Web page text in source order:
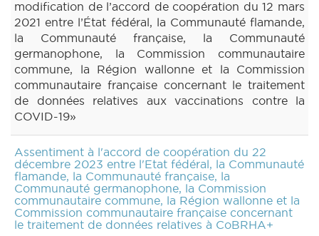
modification de l’accord de coopération du 12 mars
2021 entre l’État fédéral, la Communauté flamande,
la Communauté française, la Communauté
germanophone, la Commission communautaire
commune, la Région wallonne et la Commission
communautaire française concernant le traitement
de données relatives aux vaccinations contre la
COVID-19»
Assentiment à l'accord de coopération du 22
décembre 2023 entre l'Etat fédéral, la Communauté
flamande, la Communauté française, la
Communauté germanophone, la Commission
communautaire commune, la Région wallonne et la
Commission communautaire française concernant
le traitement de données relatives à CoBRHA+